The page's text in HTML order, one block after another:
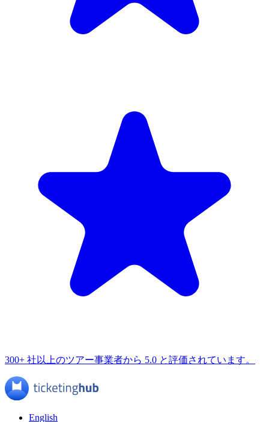
300+ 社以上のツアー事業者から 5.0 と評価されています。
English